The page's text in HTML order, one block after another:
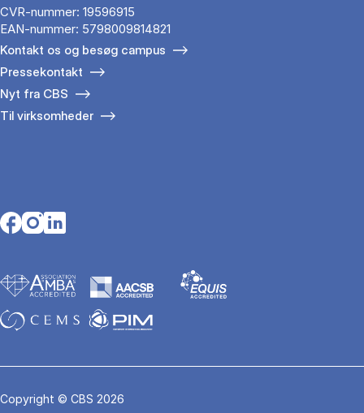
CVR-nummer: 19596915
EAN-nummer: 5798009814821
Kontakt os og besøg campus
Pressekontakt
Nyt fra CBS
Til virksomheder
Opens in a new tab
Opens in a new tab
Opens in a new tab
Copyright © CBS 2026